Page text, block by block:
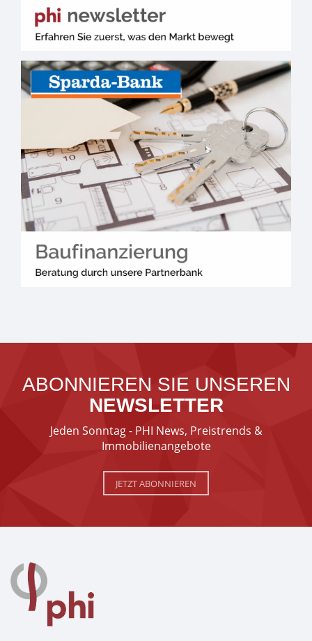
ABONNIEREN SIE UNSEREN
NEWSLETTER
Jeden Sonntag - PHI News, Preistrends &
Immobilienangebote
JETZT ABONNIEREN